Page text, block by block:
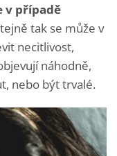
v případě
tak se může v
necitlivost,
náhodně,
nebo být trvalé.